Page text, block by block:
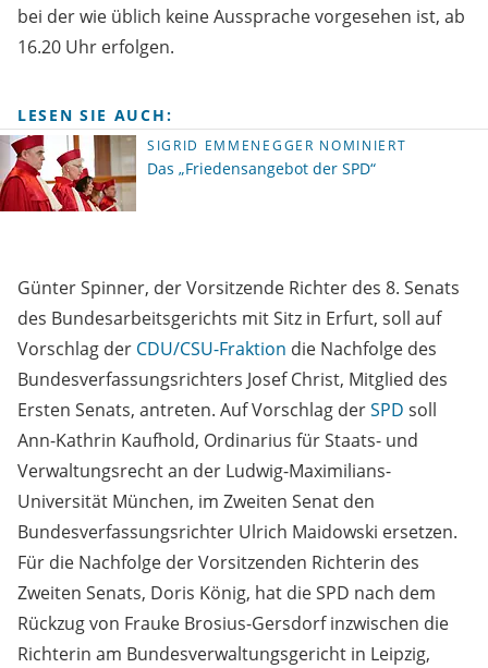
bei der wie üblich keine Aussprache vorgesehen ist, ab
16.20 Uhr erfolgen.
LESEN SIE AUCH:
SIGRID EMMENEGGER NOMINIERT
Das „Friedensangebot der SPD“
Günter Spinner, der Vorsitzende Richter des 8. Senats
des Bundesarbeitsgerichts mit Sitz in Erfurt, soll auf
Vorschlag der CDU/CSU-Fraktion die Nachfolge des
Bundesverfassungsrichters Josef Christ, Mitglied des
Ersten Senats, antreten. Auf Vorschlag derSPD soll
Ann-Kathrin Kaufhold, Ordinarius für Staats- und
Verwaltungsrecht an der Ludwig-Maximilians-
Universität München, im Zweiten Senat den
Bundesverfassungsrichter Ulrich Maidowski ersetzen.
Für die Nachfolge der Vorsitzenden Richterin des
Zweiten Senats, Doris König, hat die SPD nach dem
Rückzug von Frauke Brosius-Gersdorf inzwischen die
Richterin am Bundesverwaltungsgericht in Leipzig,